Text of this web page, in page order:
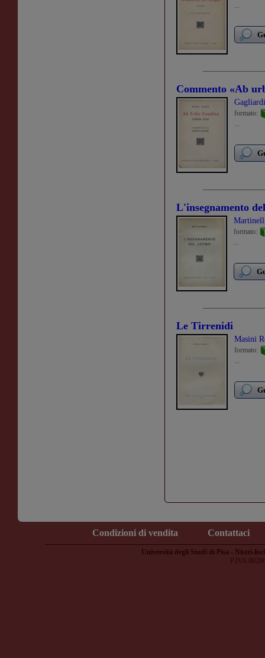
...
Commento «Ab
formato:
...
L'insegnamento
formato:
...
Le Tirrenidi
Masini
formato:
...
Condizioni di vendita Contattaci
Università degli Studi di Pisa - Nistri-
P.IVA